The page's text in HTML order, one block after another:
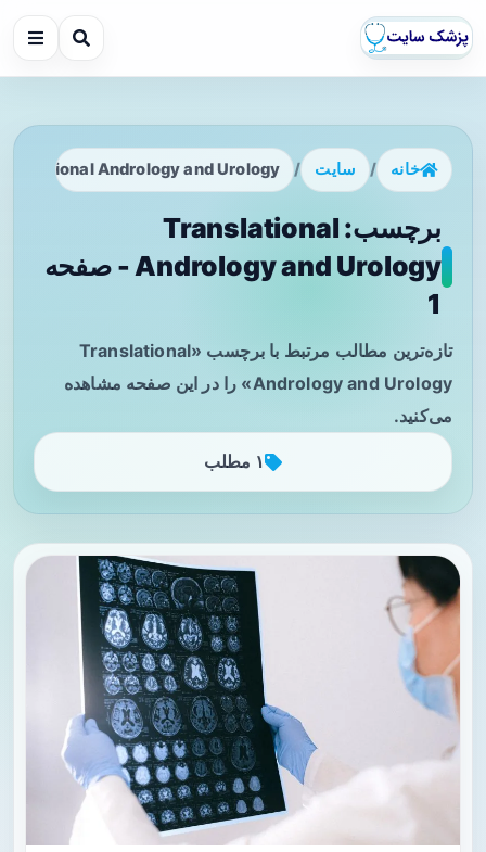
خانه / سایت /
Andrology and Urology
برچسب: Translational
Andrology and Urology - صفحه
1
تازه‌ترین مطالب مرتبط با برچسب «Translational
Andrology and Urology» را در این صفحه مشاهده
می‌کنید.
۱ مطلب